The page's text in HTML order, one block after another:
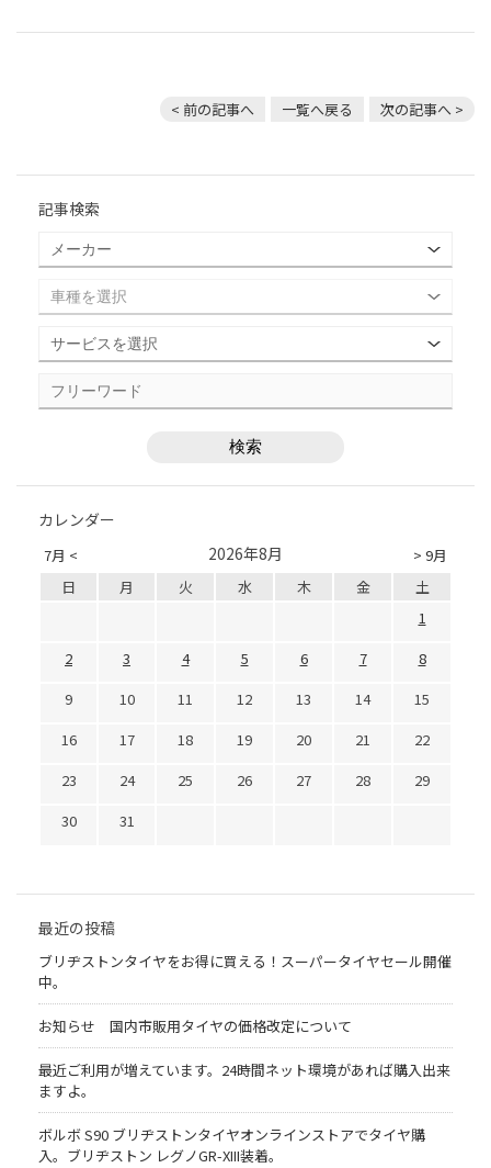
< 前の記事へ 一覧へ戻る 次の記事へ >
記事検索
カレンダー
7月 < > 9月
2026年8月
日 月 火 水 木 金
土
1
2
3 4 5 6 7
8
9
10 11 12 13 14
15
16
17 18 19 20 21
22
23
24 25 26 27 28
29
30
31
最近の投稿
ブリヂストンタイヤをお得に買える！スーパータイヤセール開催
中。
お知らせ 国内市販用タイヤの価格改定について
最近ご利用が増えています。24時間ネット環境があれば購入出来
ますよ。
ボルボ S90 ブリヂストンタイヤオンラインストアでタイヤ購
入。ブリヂストン レグノGR-XIII装着。